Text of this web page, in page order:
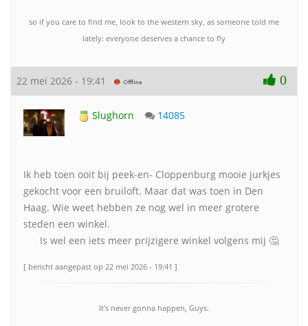
so if you care to find me, look to the western sky, as someone told me
lately: everyone deserves a chance to fly
22 mei 2026 - 19:41 0
Slughorn 14085
Ik heb toen ooit bij peek-en- Cloppenburg mooie jurkjes
gekocht voor een bruiloft. Maar dat was toen in Den
Haag. Wie weet hebben ze nog wel in meer grotere
steden een winkel.
Is wel een iets meer prijzigere winkel volgens mij 🤔
[ bericht aangepast op 22 mei 2026 - 19:41 ]
It's never gonna happen, Guys.